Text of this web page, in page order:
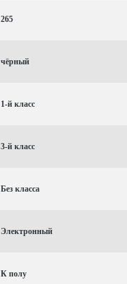
265
чёрный
1-й класс
3-й класс
Без класса
Электронный
К полу